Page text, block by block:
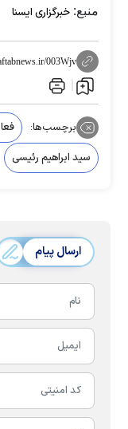
منبع: خبرگزاری ایسنا
003Wjv
برچسب‌ها:
سید ابراهیم رئیسی
ارسال پیام